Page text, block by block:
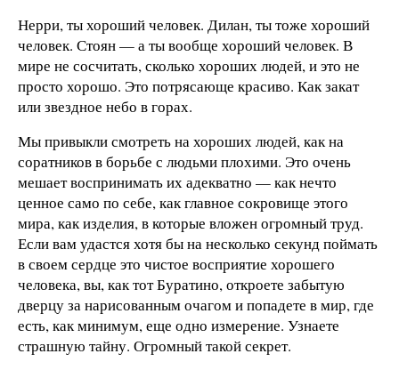
Нерри, ты хороший человек. Дилан, ты тоже хороший
человек. Стоян — а ты вообще хороший человек. В
мире не сосчитать, сколько хороших людей, и это не
просто хорошо. Это потрясающе красиво. Как закат
или звездное небо в горах.
Мы привыкли смотреть на хороших людей, как на
соратников в борьбе с людьми плохими. Это очень
мешает воспринимать их адекватно — как нечто
ценное само по себе, как главное сокровище этого
мира, как изделия, в которые вложен огромный труд.
Если вам удастся хотя бы на несколько секунд поймать
в своем сердце это чистое восприятие хорошего
человека, вы, как тот Буратино, откроете забытую
дверцу за нарисованным очагом и попадете в мир, где
есть, как минимум, еще одно измерение. Узнаете
страшную тайну. Огромный такой секрет.